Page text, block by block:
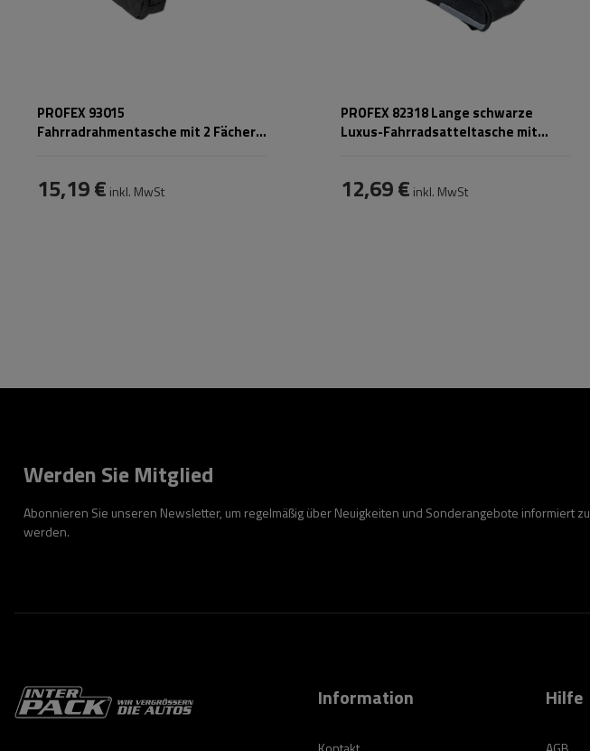
PROFEX 93015
Fahrradrahmentasche mit 2 Fächern
15,19 € inkl. MwSt
PROFEX 82318 Lange schwarze
Luxus-Fahrradsatteltasche mit
12,69 € inkl. MwSt
Werden Sie Mitglied
Abonnieren Sie unseren Newsletter, um regelmäßig über Neuigkeiten und Sonderangebote informiert zu
werden.
Information Hilfe